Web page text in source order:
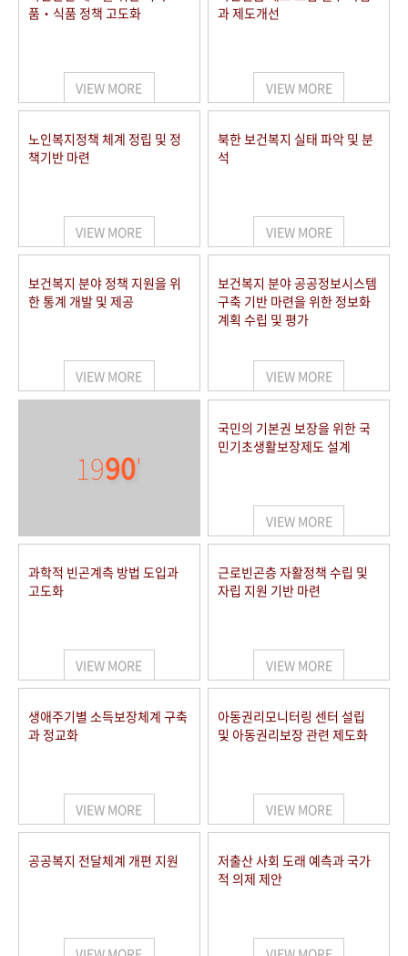
품‧식품 정책 고도화
VIEW MORE
과 제도개선
VIEW MORE
노인복지정책 체계 정립 및 정
책기반 마련
VIEW MORE
북한 보건복지 실태 파악 및 분
석
VIEW MORE
보건복지 분야 정책 지원을 위
한 통계 개발 및 제공
VIEW MORE
보건복지 분야 공공정보시스템
구축 기반 마련을 위한 정보화
계획 수립 및 평가
VIEW MORE
1990'
국민의 기본권 보장을 위한 국
민기초생활보장제도 설계
VIEW MORE
과학적 빈곤계측 방법 도입과
고도화
VIEW MORE
근로빈곤층 자활정책 수립 및
자립 지원 기반 마련
VIEW MORE
생애주기별 소득보장체계 구축
과 정교화
VIEW MORE
아동권리모니터링 센터 설립
및 아동권리보장 관련 제도화
VIEW MORE
공공복지 전달체계 개편 지원
저출산 사회 도래 예측과 국가
적 의제 제안